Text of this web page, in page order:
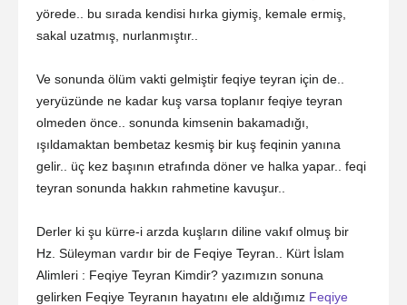
yörede.. bu sırada kendisi hırka giymiş, kemale ermiş,
sakal uzatmış, nurlanmıştır..
Ve sonunda ölüm vakti gelmiştir feqiye teyran için de..
yeryüzünde ne kadar kuş varsa toplanır feqiye teyran
olmeden önce.. sonunda kimsenin bakamadığı,
ışıldamaktan bembetaz kesmiş bir kuş feqinin yanına
gelir.. üç kez başının etrafında döner ve halka yapar.. feqi
teyran sonunda hakkın rahmetine kavuşur..
Derler ki şu kürre-i arzda kuşların diline vakıf olmuş bir
Hz. Süleyman vardır bir de Feqiye Teyran.. Kürt İslam
Alimleri : Feqiye Teyran Kimdir? yazımızın sonuna
gelirken Feqiye Teyranın hayatını ele aldığımız Feqiye